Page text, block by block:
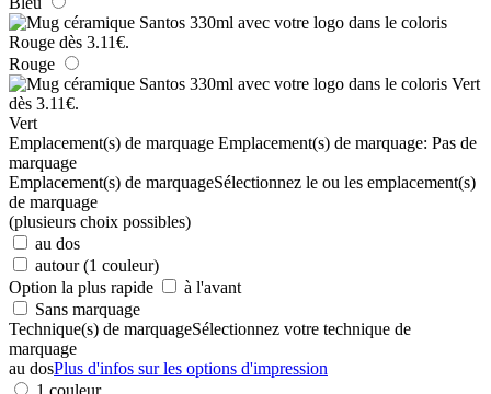
Rouge
Vert
Emplacement(s) de marquage Emplacement(s) de marquage: Pas de
marquage
Emplacement(s) de marquageSélectionnez le ou les emplacement(s)
de marquage
(plusieurs choix possibles)
au dos
autour (1 couleur)
Option la plus rapide
à l'avant
Sans marquage
Technique(s) de marquageSélectionnez votre technique de
marquage
au dosPlus d'infos sur les options d'impression
1 couleur